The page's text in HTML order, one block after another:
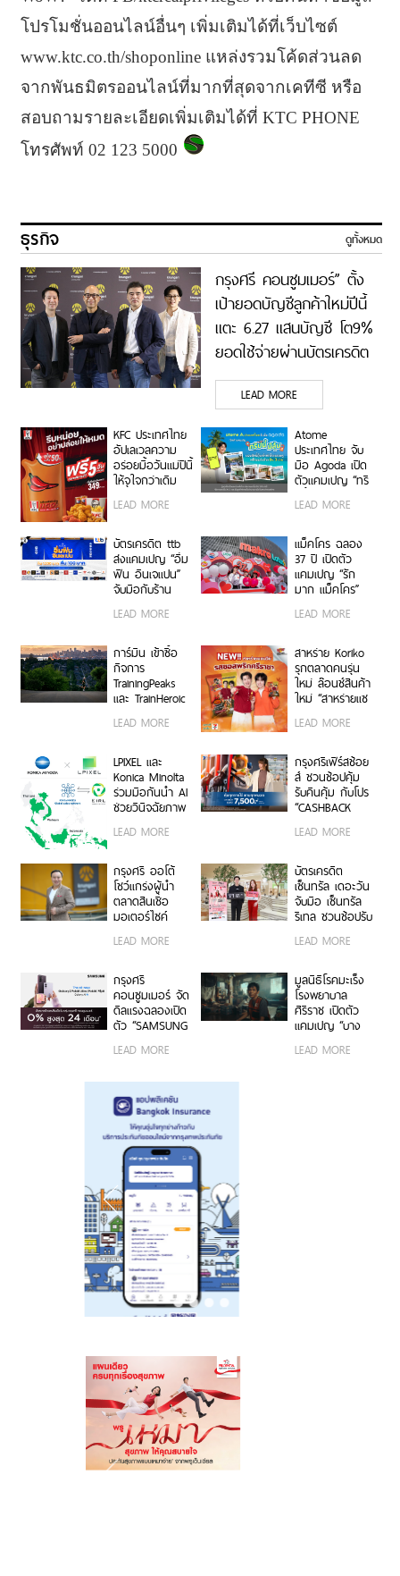
โปรโมชั่นออนไลน์อื่นๆ เพิ่มเติมได้ที่เว็บไซต์
www.ktc.co.th/shoponline แหล่งรวมโค้ดส่วนลด
จากพันธมิตรออนไลน์ที่มากที่สุดจากเคทีซี หรือ
สอบถามรายละเอียดเพิ่มเติมได้ที่ KTC PHONE
โทรศัพท์ 02 123 5000
ธุรกิจ ดูทั้งหมด
กรุงศรี คอนซูมเมอร์” ตั้ง
เป้ายอดบัญชีลูกค้าใหม่ปีนี้
แตะ 6.27 แสนบัญชี โต9%
ยอดใช้จ่ายผ่านบัตรเครดิต
4.2 แสนล้านบาท โต 6%
และยอดสินเชื่อใหม่ 9.8 หมื่น
ล้านบาท เร่งขยายสินเชื่อ-
นายหน้าประกันภัย เจาะกลุ่ม
Wealth และยกระดับบัตร
เครดิตลูกค้าองค์กร
LEAD MORE
KFC ประเทศไทย
อัปเลเวลความ
อร่อยมื้อวันแม่ปีนี้
ให้จุใจกว่าเดิม
จัมโบ้” ปริมาณ
เพียงซื้อชุดบัก
เก็ตที่ร่วมรายการ
ราคา 349 บาท
ขึ้นไป ตั้งแต่ 8 –
ร้าน KFC ทั่ว
LEAD MORE
Atome
ประเทศไทย จับ
มือ Agoda เปิด
ตัวแคมเปญ “ทริ
ปนี้มีลุ้น” มอบ
สิทธิ์ลุ้นเข้าพัก
ผ่อน 0% ได้ 3
งวด**
LEAD MORE
บัตรเครดิต ttb
ส่งแคมเปญ “อิ่ม
ฟิน อินเจแปน”
จับมือกับร้าน
ดังกว่า 40 ร้าน
LEAD MORE
แม็คโคร ฉลอง
37 ปี เปิดตัว
แคมเปญ “รัก
มาก แม็คโคร”
ลูกค้าและผู้
ร่วมเติบโตเคียง
ข้างกันมา
LEAD MORE
การ์มิน เข้าซื้อ
กิจการ
TrainingPeaks
และ TrainHeroic
กลุ่มธุรกิจฟิตเนส
2569 โต 25%
LEAD MORE
สาหร่าย Koriko
รุกตลาดคนรุ่น
ใหม่ ล๊อนช์สินค้า
ใหม่ “สาหร่ายแซ
ศรีราชา”
LEAD MORE
LPIXEL และ
Konica Minolta
ร่วมมือกันนำ AI
ช่วยวินิจฉัยภาพ
“EIRL” สู่ตลาด
LEAD MORE
กรุงศรีเฟิร์สช้อย
ส์ ชวนช้อปคุ้ม
รับคืนคุ้ม กับโปร
“CASHBACK
เครดิตเงินคืน
บาท
LEAD MORE
กรุงศรี ออโต้
โชว์แกร่งผู้นำ
ตลาดสินเชื่อ
มอเตอร์ไซค์
ทะลุ 40,000 ล้าน
LEAD MORE
บัตรเครดิต
เซ็นทรัล เดอะวัน
จับมือ เซ็นทรัล
รีเทล ชวนช้อปรับ
= 1 พอยท์ กับ
RETAIL X T1
CARD DAY”
LEAD MORE
กรุงศรี
คอนซูมเมอร์ จัด
ดีลแรงฉลองเปิด
ตัว “SAMSUNG
Ultra | Fold8 |
นานสูงสุด 24
เดือน
LEAD MORE
มูลนิธิโรคมะเร็ง
โรงพยาบาล
ศิริราช เปิดตัว
แคมเปญ “บาง
ป่วยหนัก” ชวน
LEAD MORE